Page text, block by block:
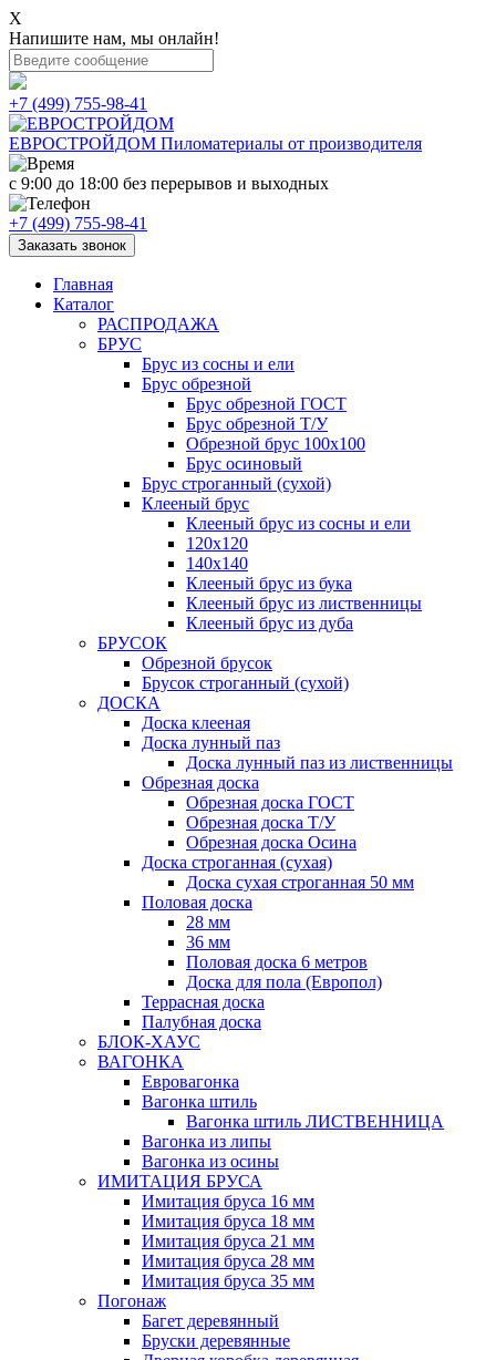
X
Напишите нам, мы онлайн!
+7 (499) 755-98-41
ЕВРОСТРОЙДОМ Пиломатериалы от производителя
с 9:00 до 18:00 без перерывов и выходных
+7 (499) 755-98-41
Заказать звонок
Главная
Каталог
РАСПРОДАЖА
БРУС
Брус из сосны и ели
Брус обрезной
Брус обрезной ГОСТ
Брус обрезной Т/У
Обрезной брус 100х100
Брус осиновый
Брус строганный (сухой)
Клееный брус
Клееный брус из сосны и ели
120х120
140х140
Клееный брус из бука
Клееный брус из лиственницы
Клееный брус из дуба
БРУСОК
Обрезной брусок
Брусок строганный (сухой)
ДОСКА
Доска клееная
Доска лунный паз
Доска лунный паз из лиственницы
Обрезная доска
Обрезная доска ГОСТ
Обрезная доска Т/У
Обрезная доска Осина
Доска строганная (сухая)
Доска сухая строганная 50 мм
Половая доска
28 мм
36 мм
Половая доска 6 метров
Доска для пола (Европол)
Террасная доска
Палубная доска
БЛОК-ХАУС
ВАГОНКА
Евровагонка
Вагонка штиль
Вагонка штиль ЛИСТВЕННИЦА
Вагонка из липы
Вагонка из осины
ИМИТАЦИЯ БРУСА
Имитация бруса 16 мм
Имитация бруса 18 мм
Имитация бруса 21 мм
Имитация бруса 28 мм
Имитация бруса 35 мм
Погонаж
Багет деревянный
Бруски деревянные